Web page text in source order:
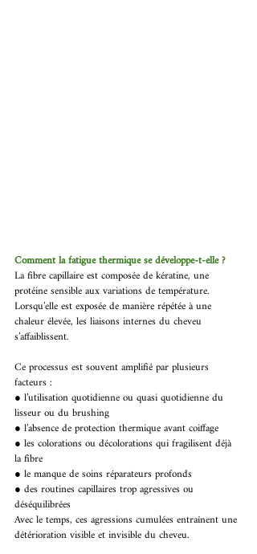
Comment la fatigue thermique se développe-t-elle ?
La fibre capillaire est composée de kératine, une
protéine sensible aux variations de température.
Lorsqu’elle est exposée de manière répétée à une
chaleur élevée, les liaisons internes du cheveu
s’affaiblissent.
Ce processus est souvent amplifié par plusieurs
facteurs :
● l’utilisation quotidienne ou quasi quotidienne du
lisseur ou du brushing
● l’absence de protection thermique avant coiffage
● les colorations ou décolorations qui fragilisent déjà
la fibre
● le manque de soins réparateurs profonds
● des routines capillaires trop agressives ou
déséquilibrées
Avec le temps, ces agressions cumulées entraînent une
détérioration visible et invisible du cheveu.